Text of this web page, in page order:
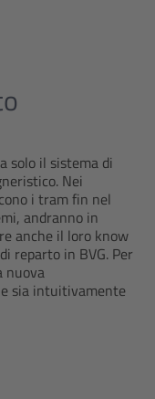
solo il sistema di
Nei
i tram fin nel
andranno in
anche il loro know
reparto in BVG. Per
nuova
sia intuitivamente